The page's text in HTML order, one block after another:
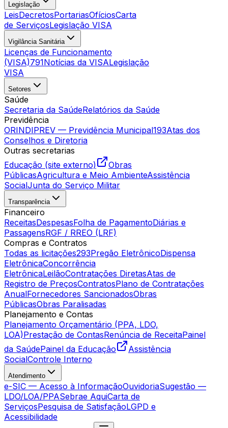
Legislação
LeisDecretosPortariasOfíciosCarta
de ServiçosLegislação VISA
Vigilância Sanitária
Licenças de Funcionamento
(VISA)791Notícias da VISALegislação
VISA
Setores
Saúde
Secretaria da SaúdeRelatórios da Saúde
Previdência
ORINDIPREV — Previdência Municipal193Atas dos
Conselhos e Diretoria
Outras secretarias
Educação (site externo)
Obras
PúblicasAgricultura e Meio AmbienteAssistência
SocialJunta do Serviço Militar
Transparência
Financeiro
ReceitasDespesasFolha de PagamentoDiárias e
PassagensRGF / RREO (LRF)
Compras e Contratos
Todas as licitações293Pregão EletrônicoDispensa
EletrônicaConcorrência
EletrônicaLeilãoContratações DiretasAtas de
Registro de PreçosContratosPlano de Contratações
AnualFornecedores SancionadosObras
PúblicasObras Paralisadas
Planejamento e Contas
Planejamento Orçamentário (PPA, LDO,
LOA)Prestação de ContasRenúncia de ReceitaPainel
da SaúdePainel da Educação
Assistência
SocialControle Interno
Atendimento
e-SIC — Acesso à InformaçãoOuvidoriaSugestão —
LDO/LOA/PPASebrae AquiCarta de
ServiçosPesquisa de SatisfaçãoLGPD e
Acessibilidade